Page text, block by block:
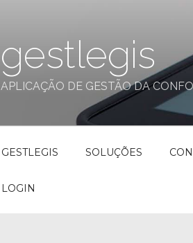
gestlegis
APLICAÇÃO DE GESTÃO DA
GESTLEGIS SOLUÇÕES
LOGIN